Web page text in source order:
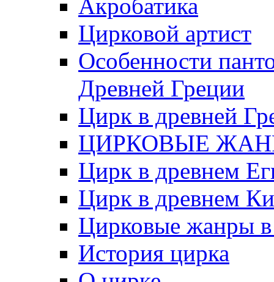
Акробатика
Цирковой артист
Особенности
Древней Греции
Цирк в древней
ЦИРКОВЫЕ
Цирк в древнем
Цирк в древнем
Цирковые жанры
История цирка